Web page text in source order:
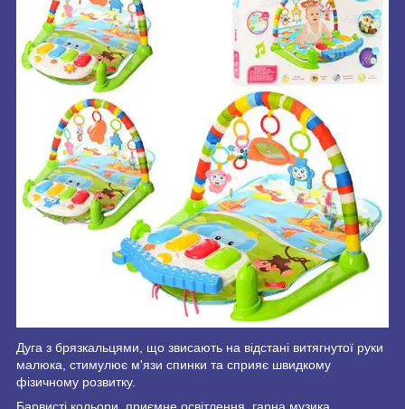
Дуга з брязкальцями, що звисають на відстані витягнутої руки
малюка, стимулює м'язи спинки та сприяє швидкому
фізичному розвитку.
Барвисті кольори, приємне освітлення, гарна музика,